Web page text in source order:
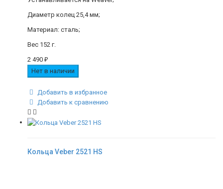
Диаметр колец 25,4 мм;
Материал: сталь;
Вес 152 г.
2 490 ₽
Нет в наличии
Добавить в избранное
Добавить к сравнению
Кольца Veber 2521 HS